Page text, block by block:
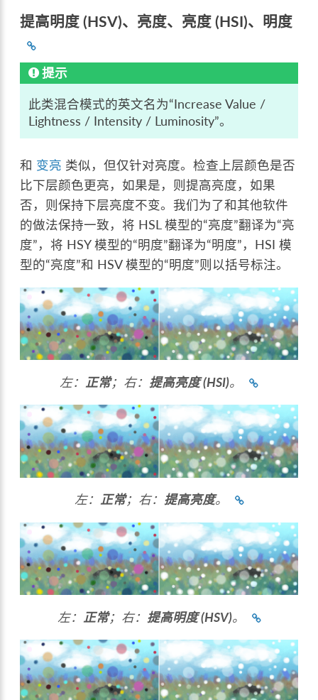
提高明度 (HSV)、亮度、亮度 (HSI)、明度
提示
此类混合模式的英文名为“Increase Value /
Lightness / Intensity / Luminosity”。
和 变亮 类似，但仅针对亮度。检查上层颜色是否
比下层颜色更亮，如果是，则提高亮度，如果
否，则保持下层亮度不变。我们为了和其他软件
的做法保持一致，将 HSL 模型的“亮度”翻译为“亮
度”，将 HSY 模型的“明度”翻译为“明度”，HSI 模
型的“亮度”和 HSV 模型的“明度”则以括号标注。
左： 正常；右： 提高亮度 (HSI)。
左： 正常；右： 提高亮度。
左： 正常；右： 提高明度 (HSV)。